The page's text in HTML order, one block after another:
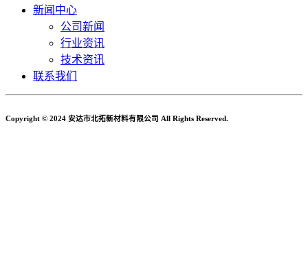
新闻中心
公司新闻
行业资讯
技术资讯
联系我们
Copyright © 2024 安达市北拓新材料有限公司 All Rights Reserved.